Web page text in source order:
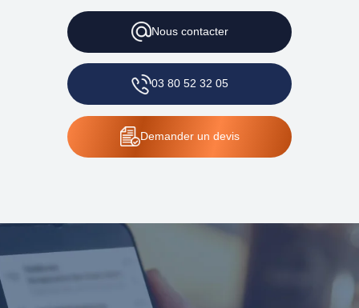
Nouscontacter
03 80 52 32 05
Demanderun devis